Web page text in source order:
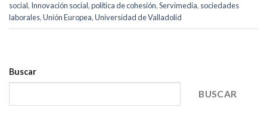
social, Innovación social,política de cohesión,Servimedia, sociedades
laborales,Unión Europea,Universidad de Valladolid
Buscar
BUSCAR